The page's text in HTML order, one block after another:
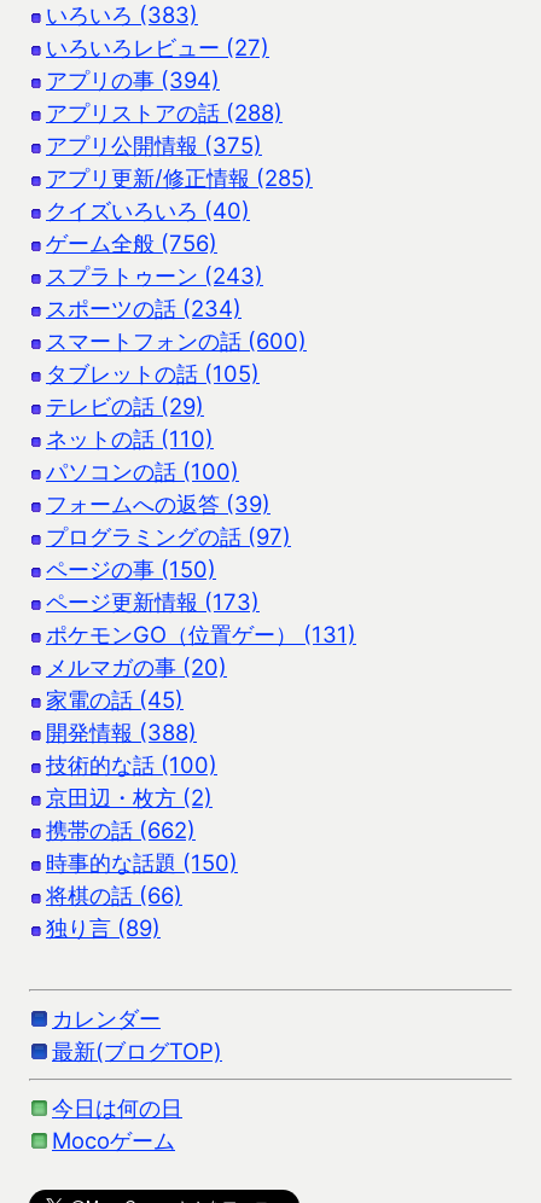
いろいろ (383)
いろいろレビュー (27)
アプリの事 (394)
アプリストアの話 (288)
アプリ公開情報 (375)
アプリ更新/修正情報 (285)
クイズいろいろ (40)
ゲーム全般 (756)
スプラトゥーン (243)
スポーツの話 (234)
スマートフォンの話 (600)
タブレットの話 (105)
テレビの話 (29)
ネットの話 (110)
パソコンの話 (100)
フォームへの返答 (39)
プログラミングの話 (97)
ページの事 (150)
ページ更新情報 (173)
ポケモンGO（位置ゲー） (131)
メルマガの事 (20)
家電の話 (45)
開発情報 (388)
技術的な話 (100)
京田辺・枚方 (2)
携帯の話 (662)
時事的な話題 (150)
将棋の話 (66)
独り言 (89)
カレンダー
最新(ブログTOP)
今日は何の日
Mocoゲーム